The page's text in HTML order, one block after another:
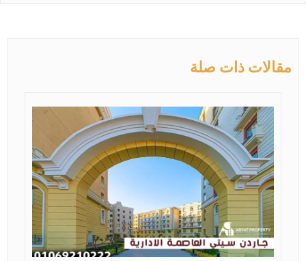
مقالات ذات صلة